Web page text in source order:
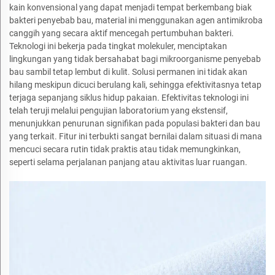
kain konvensional yang dapat menjadi tempat berkembang biak
bakteri penyebab bau, material ini menggunakan agen antimikroba
canggih yang secara aktif mencegah pertumbuhan bakteri.
Teknologi ini bekerja pada tingkat molekuler, menciptakan
lingkungan yang tidak bersahabat bagi mikroorganisme penyebab
bau sambil tetap lembut di kulit. Solusi permanen ini tidak akan
hilang meskipun dicuci berulang kali, sehingga efektivitasnya tetap
terjaga sepanjang siklus hidup pakaian. Efektivitas teknologi ini
telah teruji melalui pengujian laboratorium yang ekstensif,
menunjukkan penurunan signifikan pada populasi bakteri dan bau
yang terkait. Fitur ini terbukti sangat bernilai dalam situasi di mana
mencuci secara rutin tidak praktis atau tidak memungkinkan,
seperti selama perjalanan panjang atau aktivitas luar ruangan.